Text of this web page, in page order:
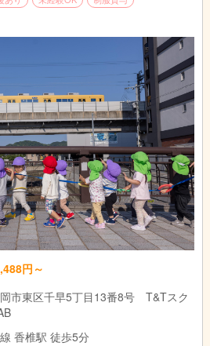
円～
市東区千早5丁目13番8号 T&Tスク
香椎駅 徒歩5分